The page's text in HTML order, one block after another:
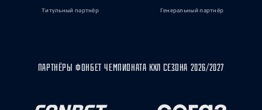
Титульный партнёр Генеральный партнёр
ПАРТНЁРЫ ФОНБЕТ ЧЕМПИОНАТА КХЛ СЕЗОНА 2026/2027